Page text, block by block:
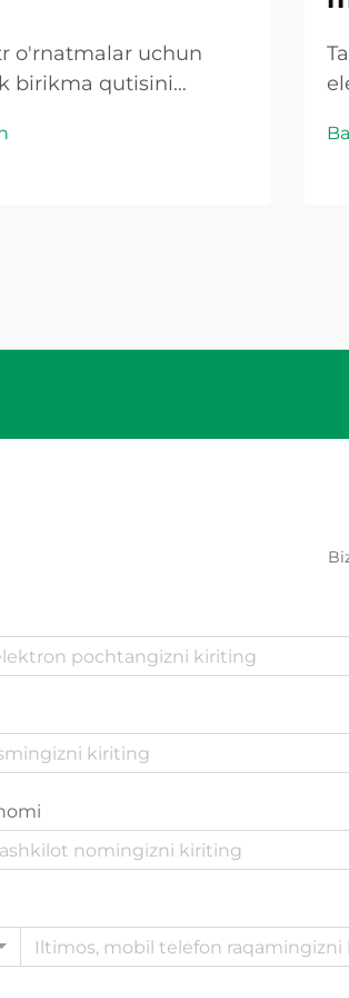
o'rnatmalar uchun
birikma qutisini
qoidalarga moslikka